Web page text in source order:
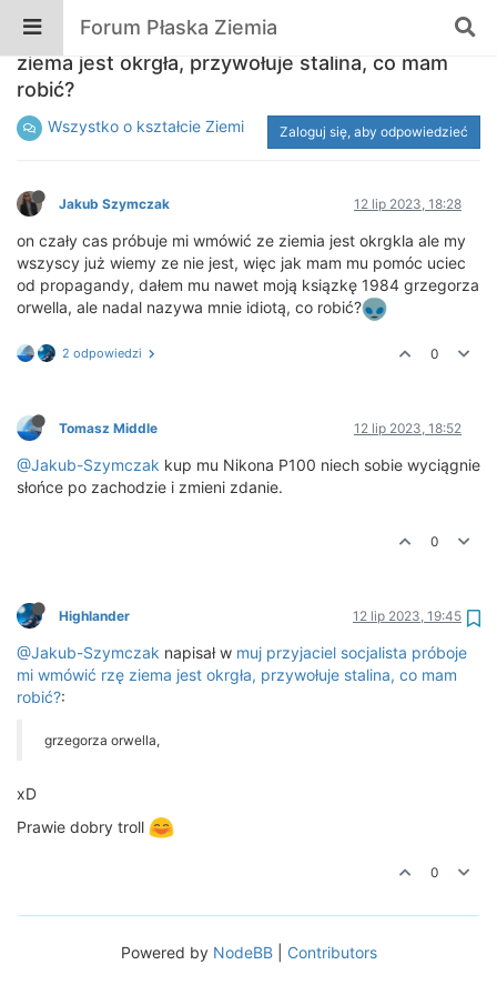
Forum Płaska Ziemia
muj przyjaciel socjalista próboje mi wmówić rzę
ziema jest okrgła, przywołuje stalina, co mam
robić?
Wszystko o kształcie Ziemi Zaloguj się, aby odpowiedzieć
Jakub Szymczak 12 lip 2023, 18:28
on czały cas próbuje mi wmówić ze ziemia jest okrgkla ale my
wszyscy już wiemy ze nie jest, więc jak mam mu pomóc uciec
od propagandy, dałem mu nawet moją ksiązkę 1984 grzegorza
orwella, ale nadal nazywa mnie idiotą, co robić?
2 odpowiedzi 0
Tomasz Middle 12 lip 2023, 18:52
@Jakub-Szymczak kup mu Nikona P100 niech sobie wyciągnie
słońce po zachodzie i zmieni zdanie.
0
Highlander 12 lip 2023, 19:45
@Jakub-Szymczak napisał w muj przyjaciel socjalista próboje
mi wmówić rzę ziema jest okrgła, przywołuje stalina, co mam
robić?:
grzegorza orwella,
xD
Prawie dobry troll
0
Powered by NodeBB| Contributors